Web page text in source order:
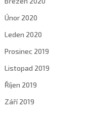
Únor 2020
Leden 2020
Prosinec 2019
Listopad 2019
Říjen 2019
Září 2019